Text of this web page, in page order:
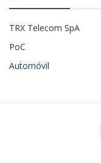
TRX Telecom SpA
PoC
Automóvil